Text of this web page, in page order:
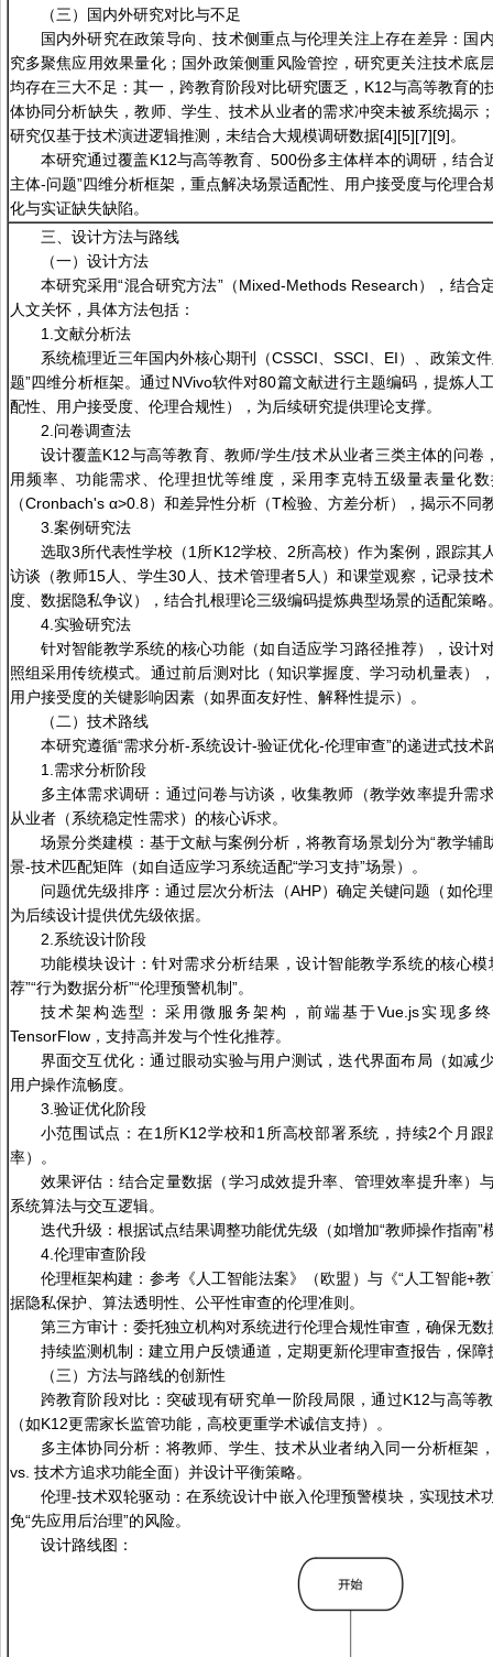
（三）国内外研究对比与不足
国内外研究在政策导向、技术侧重点与伦理关注上存在差异：国
究多聚焦应用效果量化；国外政策侧重风险管控，研究更关注技术底
均存在三大不足：其一，跨教育阶段对比研究匮乏，K12与高等教育的
体协同分析缺失，教师、学生、技术从业者的需求冲突未被系统揭示
研究仅基于技术演进逻辑推测，未结合大规模调研数据[4][5][7][9]。
本研究通过覆盖K12与高等教育、500份多主体样本的调研，结合
主体-问题”四维分析框架，重点解决场景适配性、用户接受度与伦理
化与实证缺失缺陷。
三、设计方法与路线
（一）设计方法
本研究采用“混合研究方法”（Mixed-Methods Research），结合
人文关怀，具体方法包括：
1.文献分析法
系统梳理近三年国内外核心期刊（CSSCI、SSCI、EI）、政策文
题”四维分析框架。通过NVivo软件对80篇文献进行主题编码，提炼人
配性、用户接受度、伦理合规性），为后续研究提供理论支撑。
2.问卷调查法
设计覆盖K12与高等教育、教师/学生/技术从业者三类主体的问
用频率、功能需求、伦理担忧等维度，采用李克特五级量表量化
（Cronbach's α>0.8）和差异性分析（T检验、方差分析），揭示不同
3.案例研究法
选取3所代表性学校（1所K12学校、2所高校）作为案例，跟踪其
访谈（教师15人、学生30人、技术管理者5人）和课堂观察，记录技
度、数据隐私争议），结合扎根理论三级编码提炼典型场景的适配策略
4.实验研究法
针对智能教学系统的核心功能（如自适应学习路径推荐），设计
照组采用传统模式。通过前后测对比（知识掌握度、学习动机量表）
用户接受度的关键影响因素（如界面友好性、解释性提示）。
（二）技术路线
本研究遵循“需求分析-系统设计-验证优化-伦理审查”的递进式技术
1.需求分析阶段
多主体需求调研：通过问卷与访谈，收集教师（教学效率提升需
从业者（系统稳定性需求）的核心诉求。
场景分类建模：基于文献与案例分析，将教育场景划分为“教学辅
景-技术匹配矩阵（如自适应学习系统适配“学习支持”场景）。
问题优先级排序：通过层次分析法（AHP）确定关键问题（如伦
为后续设计提供优先级依据。
2.系统设计阶段
功能模块设计：针对需求分析结果，设计智能教学系统的核心模
荐”“行为数据分析”“伦理预警机制”。
技术架构选型：采用微服务架构，前端基于Vue.js实现多
TensorFlow，支持高并发与个性化推荐。
界面交互优化：通过眼动实验与用户测试，迭代界面布局（如减
用户操作流畅度。
3.验证优化阶段
小范围试点：在1所K12学校和1所高校部署系统，持续2个月
率）。
效果评估：结合定量数据（学习成效提升率、管理效率提升率）
系统算法与交互逻辑。
迭代升级：根据试点结果调整功能优先级（如增加“教师操作指南”
4.伦理审查阶段
伦理框架构建：参考《人工智能法案》（欧盟）与《“人工智能+
据隐私保护、算法透明性、公平性审查的伦理准则。
第三方审计：委托独立机构对系统进行伦理合规性审查，确保无
持续监测机制：建立用户反馈通道，定期更新伦理审查报告，保
（三）方法与路线的创新性
跨教育阶段对比：突破现有研究单一阶段局限，通过K12与高等
（如K12更需家长监管功能，高校更重学术诚信支持）。
多主体协同分析：将教师、学生、技术从业者纳入同一分析框架
vs. 技术方追求功能全面）并设计平衡策略。
伦理-技术双轮驱动：在系统设计中嵌入伦理预警模块，实现技术
免“先应用后治理”的风险。
设计路线图：